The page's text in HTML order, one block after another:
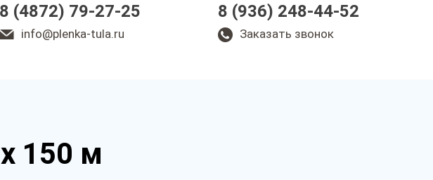
8 (4872) 79-27-25
info@plenka-tula.ru
8 (936) 248-44-52
Заказать звонок
150 м